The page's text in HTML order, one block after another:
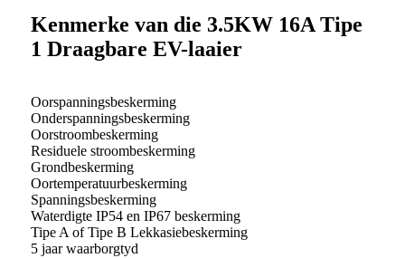
Kenmerke van die 3.5KW 16A Tipe
1 Draagbare EV-laaier
Oorspanningsbeskerming
Onderspanningsbeskerming
Oorstroombeskerming
Residuele stroombeskerming
Grondbeskerming
Oortemperatuurbeskerming
Spanningsbeskerming
Waterdigte IP54 en IP67 beskerming
Tipe A of Tipe B Lekkasiebeskerming
5 jaar waarborgtyd